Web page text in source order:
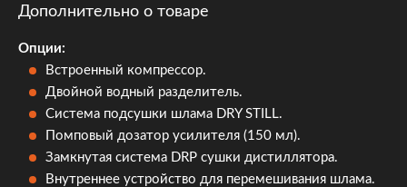
Дополнительно о товаре
Опции:
Встроенный компрессор.
Двойной водный разделитель.
Система подсушки шлама DRY STILL.
Помповый дозатор усилителя (150 мл).
Замкнутая система DRP сушки дистиллятора.
Внутреннее устройство для перемешивания шлама.